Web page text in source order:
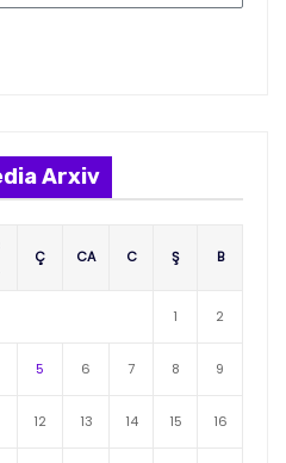
Arxiv
Ç CA C Ş B
1 2
5 6 7 8 9
12 13 14 15 16